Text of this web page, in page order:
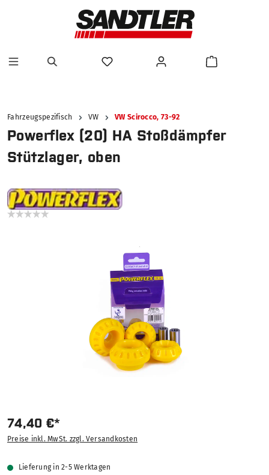
Fahrzeugspezifisch VW VW Scirocco, 73-92
Powerflex (20) HA Stoßdämpfer
Stützlager, oben
74,40 €*
Preise inkl. MwSt. zzgl. Versandkosten
Lieferung in 2-5 Werktagen